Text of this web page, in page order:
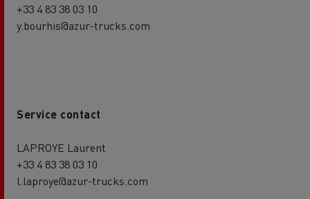
+33 4 83 38 03 10
y.bourhis@azur-trucks.com
Service contact
LAPROYE Laurent
+33 4 83 38 03 10
l.laproye@azur-trucks.com